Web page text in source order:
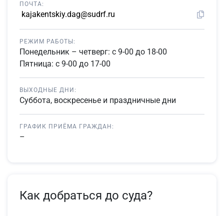
ПОЧТА:
kajakentskiy.dag@sudrf.ru
РЕЖИМ РАБОТЫ:
Понедельник – четверг: с 9-00 до 18-00
Пятница: с 9-00 до 17-00
ВЫХОДНЫЕ ДНИ:
Суббота, воскресенье и праздничные дни
ГРАФИК ПРИЁМА ГРАЖДАН:
–
Как добраться до суда?